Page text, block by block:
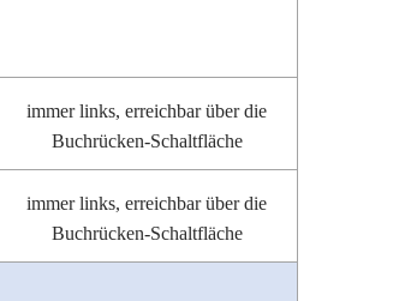
immer links, erreichbar über die
Buchrücken-Schaltfläche
immer links, erreichbar über die
Buchrücken-Schaltfläche